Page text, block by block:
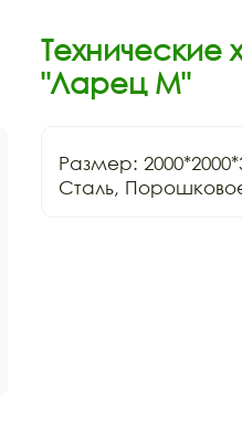
Технические
"Ларец M"
Размер:
Сталь,